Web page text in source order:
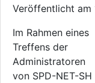
Veröffentlicht
Im Rahmen eines
Treffens der
Administratoren
von SPD-NET-SH